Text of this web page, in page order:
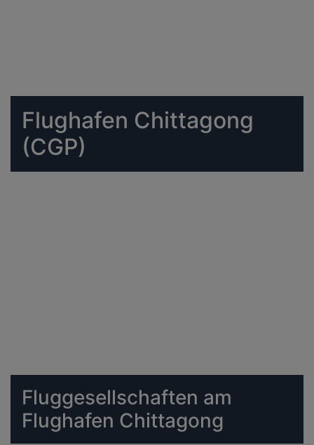
Flughafen Chittagong
(CGP)
Fluggesellschaften am
Flughafen Chittagong